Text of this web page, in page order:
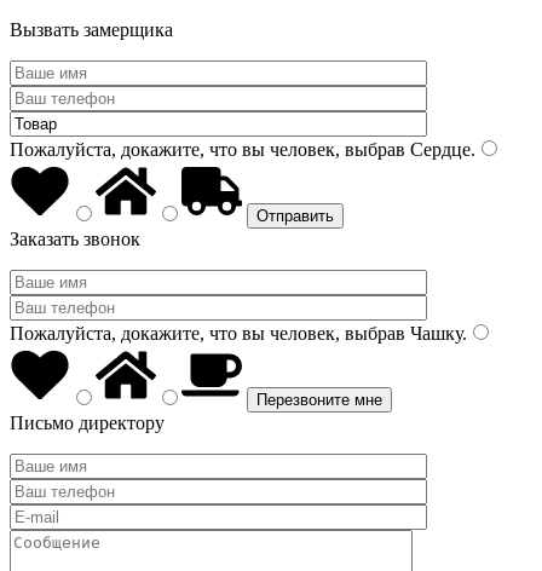
Вызвать замерщика
Пожалуйста, докажите, что вы человек, выбрав Сердце.
Заказать звонок
Пожалуйста, докажите, что вы человек, выбрав Чашку.
Письмо директору